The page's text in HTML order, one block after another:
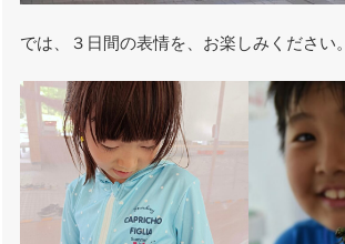
では、３日間の表情を、お楽しみください。